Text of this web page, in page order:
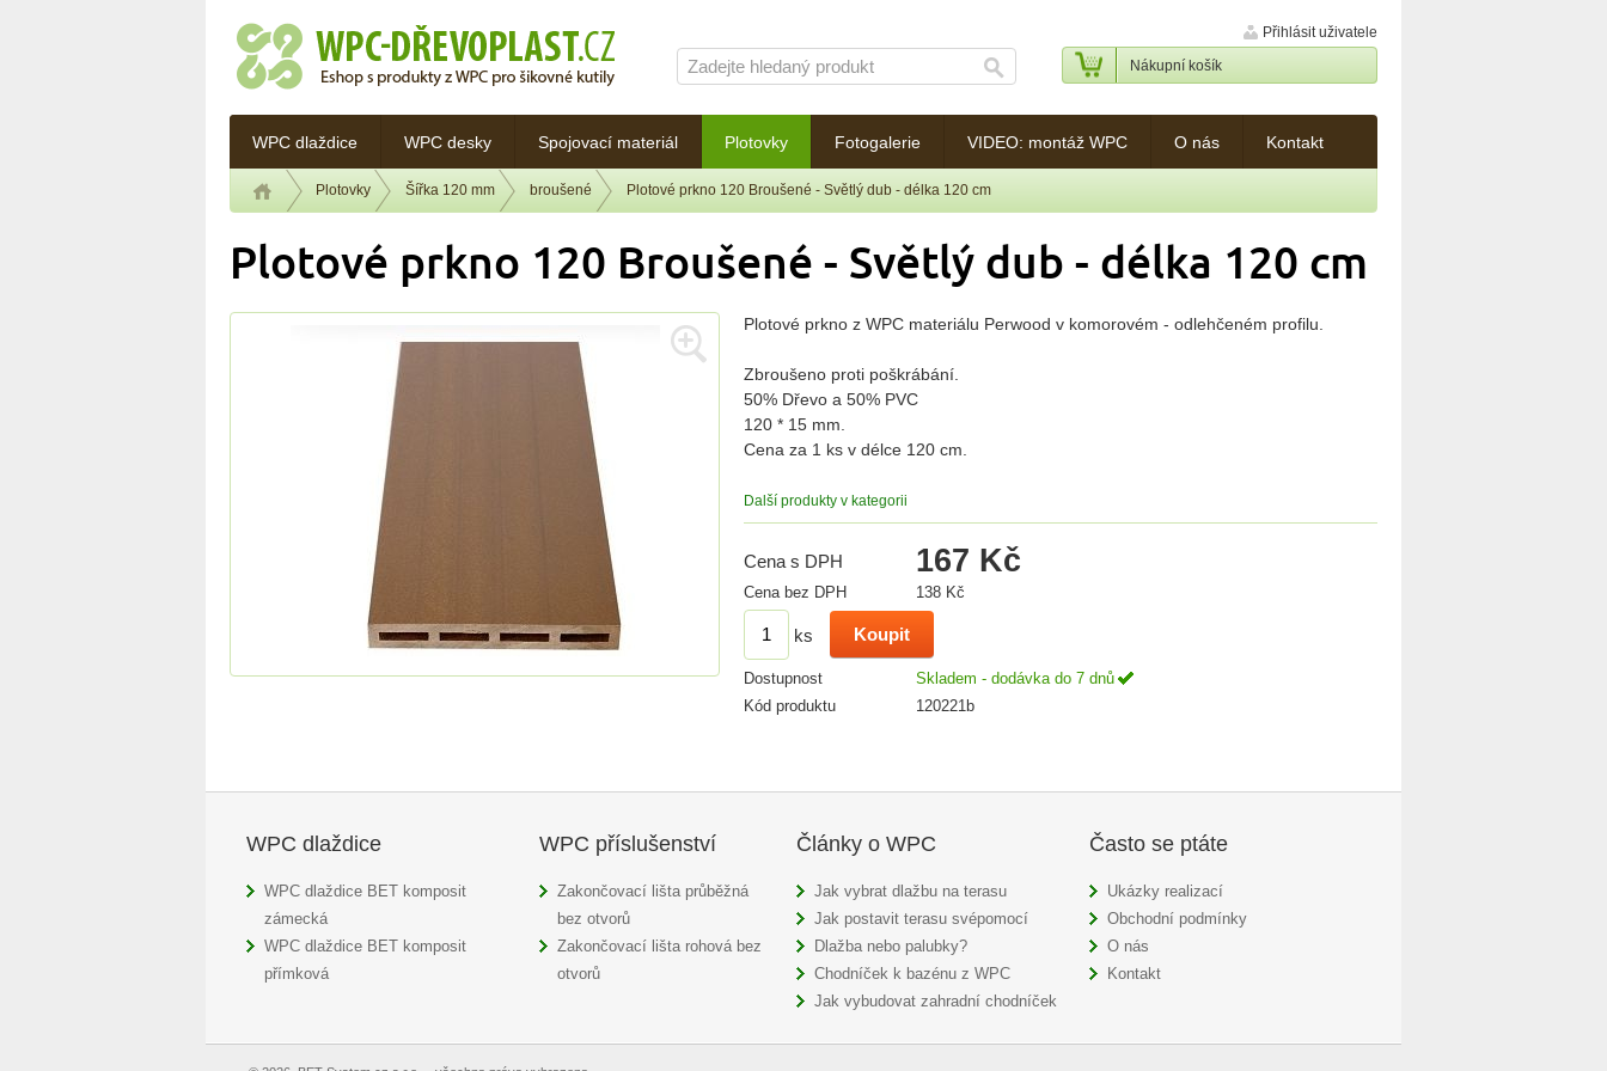
WPC dlaždice WPC desky Spojovací materiál Plotovky Fotogalerie VIDEO: montáž WPC O nás Kontakt
Přihlásit uživatele
Nákupní košík
Plotovky Šířka 120 mm broušené Plotové prkno 120 Broušené - Světlý dub - délka 120 cm
Plotové prkno 120 Broušené - Světlý dub - délka 120 cm
Plotové prkno z WPC materiálu Perwood v komorovém - odlehčeném profilu.
Zbroušeno proti poškrábání.
50% Dřevo a 50% PVC
120 * 15 mm.
Cena za 1 ks v délce 120 cm.
Další produkty v kategorii
Cena s DPH 167 Kč
Cena bez DPH 138 Kč
ks
Dostupnost
Skladem - dodávka do 7 dnů
Kód produktu
120221b
WPC dlaždice
WPC dlaždice BET komposit
zámecká
WPC dlaždice BET komposit
přímková
WPC příslušenství
Zakončovací lišta průběžná
bez otvorů
Zakončovací lišta rohová bez
otvorů
Články o WPC
Jak vybrat dlažbu na terasu
Jak postavit terasu svépomocí
Dlažba nebo palubky?
Chodníček k bazénu z WPC
Jak vybudovat zahradní chodníček
Často se ptáte
Ukázky realizací
Obchodní podmínky
O nás
Kontakt